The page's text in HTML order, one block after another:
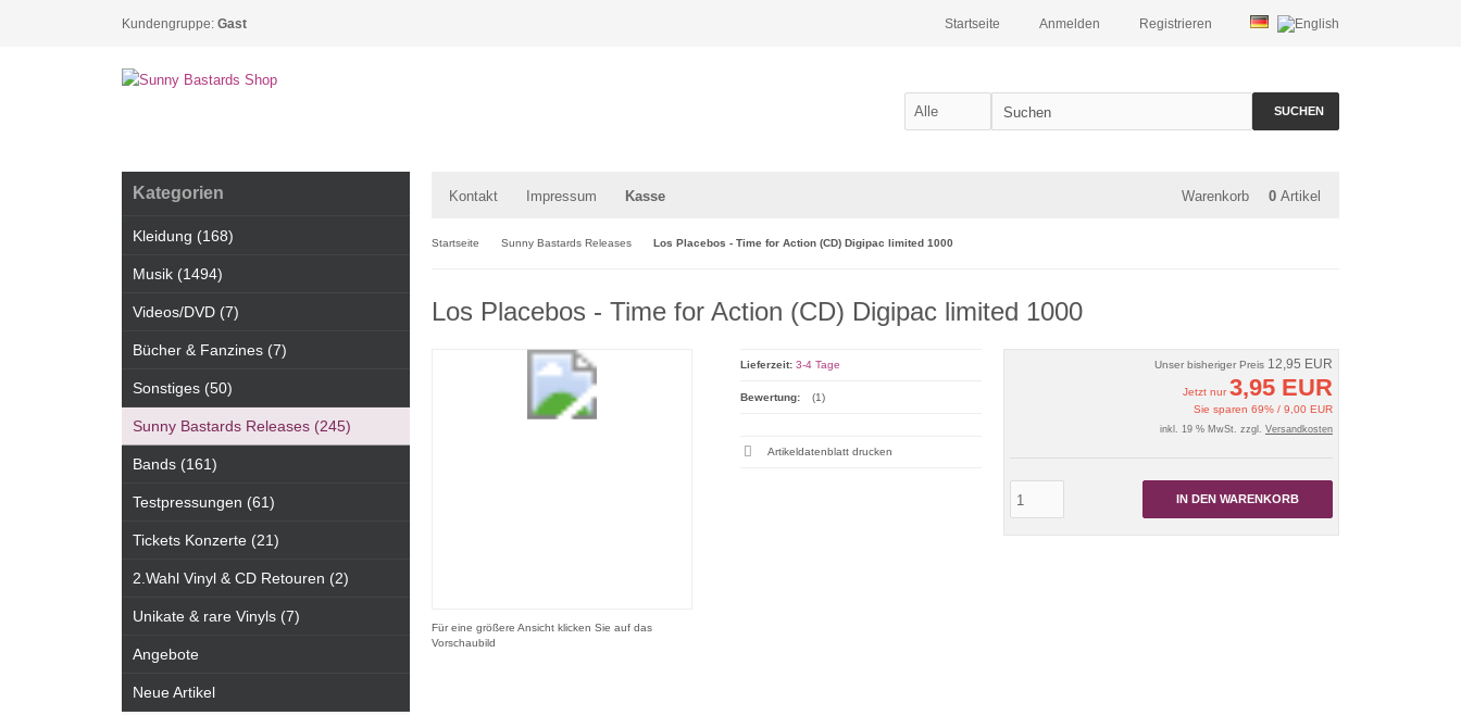
Kundengruppe: Gast Registrieren
Anmelden
Startseite
SUCHEN
Kontakt Impressum Kasse Warenkorb 0 Artikel
Startseite Sunny Bastards Releases Los Placebos - Time for Action (CD) Digipac limited 1000
Los Placebos - Time for Action (CD) Digipac limited 1000
Für eine größere Ansicht klicken Sie auf das
Vorschaubild
Unser bisheriger Preis 12,95 EUR
Jetzt nur3,95 EUR
Sie sparen 69% / 9,00 EUR
inkl. 19 % MwSt. zzgl. Versandkosten
IN DEN WARENKORB
Lieferzeit: 3-4 Tage
Bewertung: (1)
Artikeldatenblatt drucken
Kategorien
Kleidung (168)
Musik (1494)
Videos/DVD (7)
Bücher & Fanzines (7)
Sonstiges (50)
Sunny Bastards Releases (245)
Bands (161)
Testpressungen (61)
Tickets Konzerte (21)
2.Wahl Vinyl & CD Retouren (2)
Unikate & rare Vinyls (7)
Angebote
Neue Artikel